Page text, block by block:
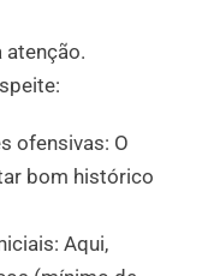
atenção.
ofensivas: O
bom histórico
Aqui,